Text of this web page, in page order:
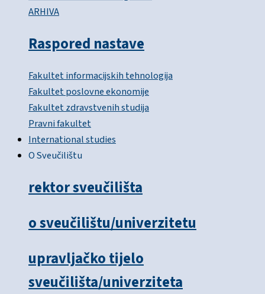
ARHIVA
Raspored nastave
Fakultet informacijskih tehnologija
Fakultet poslovne ekonomije
Fakultet zdravstvenih studija
Pravni fakultet
International studies
O Sveučilištu
rektor sveučilišta
o sveučilištu/univerzitetu
upravljačko tijelo
sveučilišta/univerziteta